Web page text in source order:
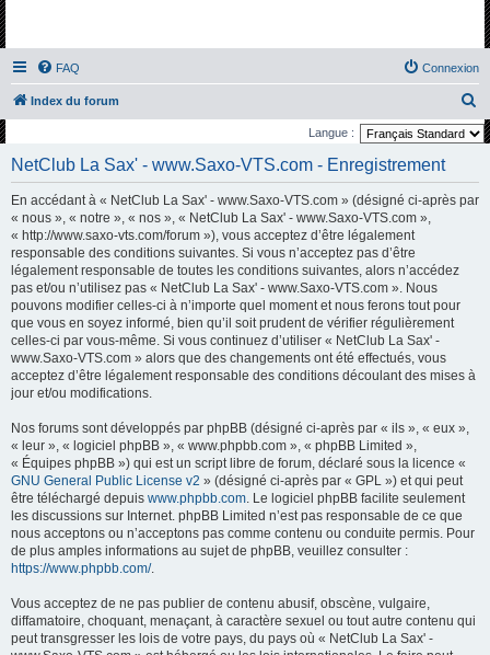
FAQ Connexion
Index du forum
e
Langue :
NetClub La Sax' - www.Saxo-VTS.com - Enregistrement
En accédant à « NetClub La Sax' - www.Saxo-VTS.com » (désigné ci-après par
« nous », « notre », « nos », « NetClub La Sax' - www.Saxo-VTS.com »,
« http://www.saxo-vts.com/forum »), vous acceptez d’être légalement
responsable des conditions suivantes. Si vous n’acceptez pas d’être
légalement responsable de toutes les conditions suivantes, alors n’accédez
pas et/ou n’utilisez pas « NetClub La Sax' - www.Saxo-VTS.com ». Nous
pouvons modifier celles-ci à n’importe quel moment et nous ferons tout pour
que vous en soyez informé, bien qu’il soit prudent de vérifier régulièrement
celles-ci par vous-même. Si vous continuez d’utiliser « NetClub La Sax' -
www.Saxo-VTS.com » alors que des changements ont été effectués, vous
acceptez d’être légalement responsable des conditions découlant des mises à
jour et/ou modifications.
Nos forums sont développés par phpBB (désigné ci-après par « ils », « eux »,
« leur », « logiciel phpBB », « www.phpbb.com », « phpBB Limited »,
« Équipes phpBB ») qui est un script libre de forum, déclaré sous la licence «
GNU General Public License v2 » (désigné ci-après par « GPL ») et qui peut
être téléchargé depuis www.phpbb.com. Le logiciel phpBB facilite seulement
les discussions sur Internet. phpBB Limited n’est pas responsable de ce que
nous acceptons ou n’acceptons pas comme contenu ou conduite permis. Pour
de plus amples informations au sujet de phpBB, veuillez consulter :
https://www.phpbb.com/.
Vous acceptez de ne pas publier de contenu abusif, obscène, vulgaire,
diffamatoire, choquant, menaçant, à caractère sexuel ou tout autre contenu qui
peut transgresser les lois de votre pays, du pays où « NetClub La Sax' -